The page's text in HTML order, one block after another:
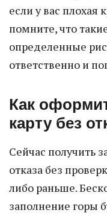
если у вас плохая
помните, что
определенные
ответственно и
Как
карту без
Сейчас получить
отказа без
либо раньше.
заполнение горы